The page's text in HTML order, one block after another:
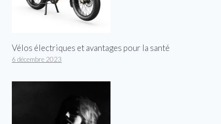
Vélos électriques et avantages pour la santé
6 décembre 2023